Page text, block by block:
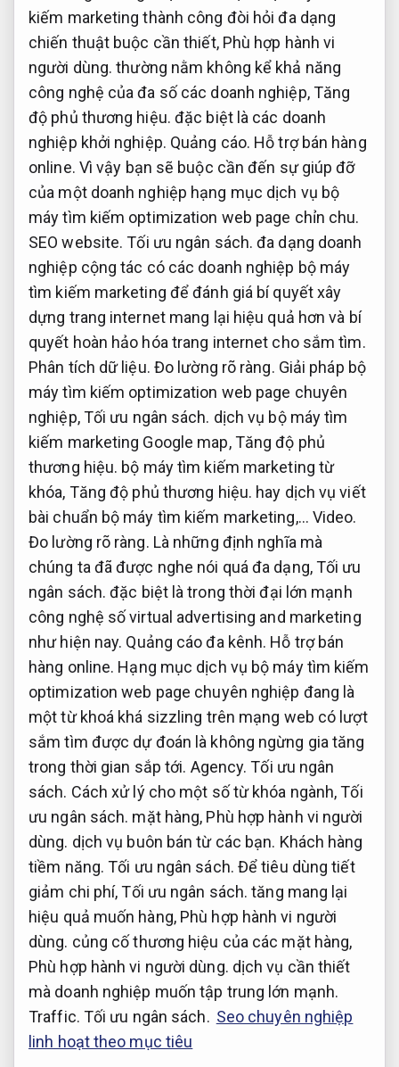
kiếm marketing thành công đòi hỏi đa dạng
chiến thuật buộc cần thiết, Phù hợp hành vi
người dùng. thường nằm không kể khả năng
công nghệ của đa số các doanh nghiệp,Tăng
độ phủ thương hiệu. đặc biệt là các doanh
nghiệp khởi nghiệp. Quảng cáo. Hỗ trợ bán hàng
online. Vì vậy bạn sẽ buộc cần đến sự giúp đỡ
của một doanh nghiệp hạng mục dịch vụ bộ
máy tìm kiếm optimization web page chỉn chu.
SEO website. Tối ưu ngân sách. đa dạng doanh
nghiệp cộng tác có các doanh nghiệp bộ máy
tìm kiếm marketing để đánh giá bí quyết xây
dựng trang internet mang lại hiệu quả hơn và bí
quyết hoàn hảo hóa trang internet cho sắm tìm.
Phân tích dữ liệu. Đo lường rõ ràng. Giải pháp bộ
máy tìm kiếm optimization web page chuyên
nghiệp,Tối ưu ngân sách. dịch vụ bộ máy tìm
kiếm marketing Google map,Tăng độ phủ
thương hiệu. bộ máy tìm kiếm marketing từ
khóa, Tăng độ phủ thương hiệu. hay dịch vụ viết
bài chuẩn bộ máy tìm kiếm marketing,… Video.
Đo lường rõ ràng. Là những định nghĩa mà
chúng ta đã được nghe nói quá đa dạng,Tối ưu
ngân sách. đặc biệt là trong thời đại lớn mạnh
công nghệ số virtual advertising and marketing
như hiện nay. Quảng cáo đa kênh. Hỗ trợ bán
hàng online. Hạng mục dịch vụ bộ máy tìm kiếm
optimization web page chuyên nghiệp đang là
một từ khoá khá sizzling trên mạng web có lượt
sắm tìm được dự đoán là không ngừng gia tăng
trong thời gian sắp tới. Agency. Tối ưu ngân
sách. Cách xử lý cho một số từ khóa ngành,Tối
ưu ngân sách. mặt hàng, Phù hợp hành vi người
dùng. dịch vụ buôn bán từ các bạn. Khách hàng
tiềm năng. Tối ưu ngân sách. Để tiêu dùng tiết
giảm chi phí,Tối ưu ngân sách. tăng mang lại
hiệu quả muốn hàng, Phù hợp hành vi người
dùng. củng cố thương hiệu của các mặt hàng,
Phù hợp hành vi người dùng. dịch vụ cần thiết
mà doanh nghiệp muốn tập trung lớn mạnh.
Traffic. Tối ưu ngân sách. Seo chuyên nghiệp
linh hoạt theo mục tiêu